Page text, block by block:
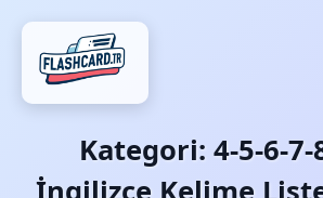
Kategori: 4-5-6-7-